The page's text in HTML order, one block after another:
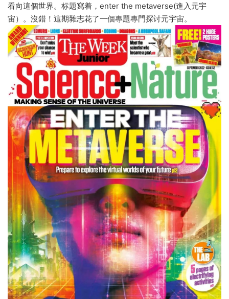
看向這個世界。标題寫着，enter the metaverse(進入元宇
宙）。沒錯！這期雜志花了一個專題專門探讨元宇宙。